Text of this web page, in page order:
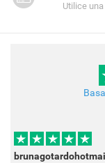
Utilice